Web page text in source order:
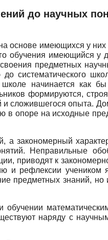
до научных
основе имеющихся у
обучения имеющийся у
предметных
систематического
начинается как
формируются,
и сложившегося опыта.
в опоре на исходные
а закономерный
Неправильные
приводят к
и рефлексии учеником
предметных знаний,
обучении
наряду с